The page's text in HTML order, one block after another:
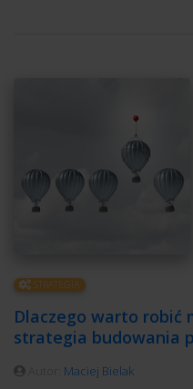
STRATEGIA
Dlaczego warto robić
strategia budowania
Maciej Bielak